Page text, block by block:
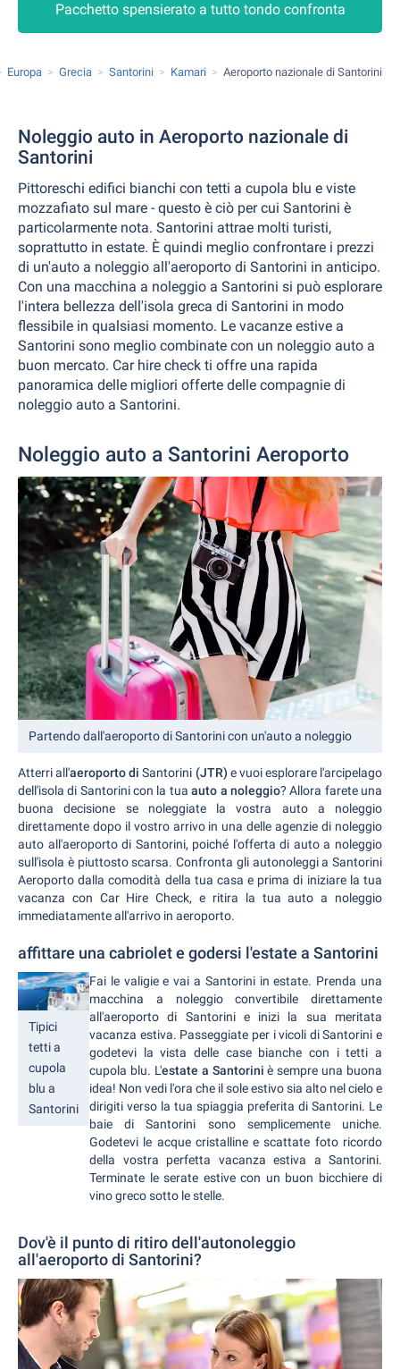
Pacchetto spensierato a tutto tondo confronta
Europa Grecia Santorini Kamari Aeroporto nazionale di Santorini
Noleggio auto in Aeroporto nazionale di
Santorini
Pittoreschi edifici bianchi con tetti a cupola blu e viste
mozzafiato sul mare - questo è ciò per cui Santorini è
particolarmente nota. Santorini attrae molti turisti,
soprattutto in estate. È quindi meglio confrontare i prezzi
di un'auto a noleggio all'aeroporto di Santorini in anticipo.
Con una macchina a noleggio a Santorini si può esplorare
l'intera bellezza dell'isola greca di Santorini in modo
flessibile in qualsiasi momento. Le vacanze estive a
Santorini sono meglio combinate con un noleggio auto a
buon mercato. Car hire check ti offre una rapida
panoramica delle migliori offerte delle compagnie di
noleggio auto a Santorini.
Noleggio auto a Santorini Aeroporto
Partendo dall'aeroporto di Santorini con un'auto a noleggio
Atterri all'aeroporto di Santorini (JTR) e vuoi esplorare l'arcipelago
dell'isola di Santorini con la tuaauto a noleggio? Allora farete una
buona decisione se noleggiate la vostra auto a noleggio
direttamente dopo il vostro arrivo in una delle agenzie di noleggio
auto all'aeroporto di Santorini, poiché l'offerta di auto a noleggio
sull'isola è piuttosto scarsa. Confronta gli autonoleggi a Santorini
Aeroporto dalla comodità della tua casa e prima di iniziare la tua
vacanza con Car Hire Check, e ritira la tua auto a noleggio
immediatamente all'arrivo in aeroporto.
affittare una cabriolet e godersi l'estate a Santorini
Tipici
tetti a
cupola
blu a
Santorini
Fai le valigie e vai a Santorini in estate. Prenda una
macchina a noleggio convertibile direttamente
all'aeroporto di Santorini e inizi la sua meritata
vacanza estiva. Passeggiate per i vicoli di Santorini e
godetevi la vista delle case bianche con i tetti a
cupola blu. L'estate a Santoriniè sempre una buona
idea! Non vedi l'ora che il sole estivo sia alto nel cielo e
dirigiti verso la tua spiaggia preferita di Santorini. Le
baie di Santorini sono semplicemente uniche.
Godetevi le acque cristalline e scattate foto ricordo
della vostra perfetta vacanza estiva a Santorini.
Terminate le serate estive con un buon bicchiere di
vino greco sotto le stelle.
Dov'è il punto di ritiro dell'autonoleggio
all'aeroporto di Santorini?